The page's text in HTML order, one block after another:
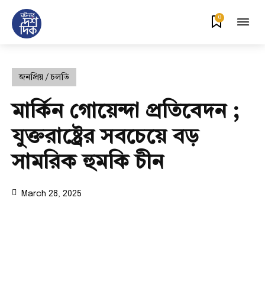
0
জনপ্রিয় / চলতি
মার্কিন গোয়েন্দা প্রতিবেদন ;
যুক্তরাষ্ট্রের সবচেয়ে বড়
সামরিক হুমকি চীন
March 28, 2025